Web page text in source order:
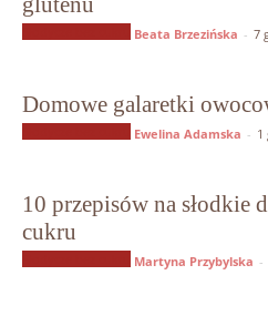
Beata Brzezińska - 7
Domowe galaretki
Ewelina Adamska - 1
10 przepisów na słodkie
cukru
Martyna Przybylska -